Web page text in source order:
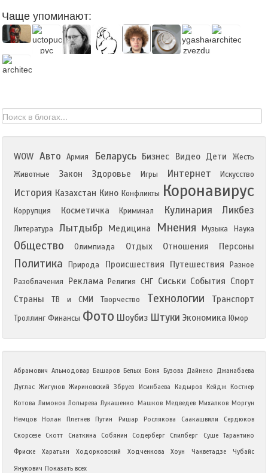
Чаще упоминают:
WOW Авто Армия Беларусь Бизнес Видео Дети
Жесть
Животные
Закон Здоровье Игры Интернет Искусство
История Казахстан Кино Конфликты Коронавирус
Коррупция Косметичка Криминал Кулинария Ликбез
Литература Лытдыбр Медицина Мнения Музыка Наука
Общество Олимпиада Отдых Отношения Персоны
Политика Природа Происшествия Путешествия
Разное
Разоблачения
Реклама Религия СНГ Сиськи События Спорт
Страны
ТВ и СМИ Творчество Технологии Транспорт
Троллинг Финансы Фото Шоубиз Штуки Экономика Юмор
Абрамович Альмодовар Башаров Белых Боня Бузова Дайнеко Джанабаева
Дуглас Жигунов Жириновский Збруев Исинбаева Кадыров Кейдж Костнер
Котова Лимонов Лопырева Лукашенко Машков Медведев Михалков Моргун
Немцов
Нолан Плетнев Путин Ришар Рослякова Саакашвили
Сердюков
Скорсезе
Скотт Снаткина Собянин Содерберг Спилберг Суше Тарантино
Фриске
Харатьян Ходорковский Ходченкова Хоун Чакветадзе
Чубайс
Янукович Показать всех